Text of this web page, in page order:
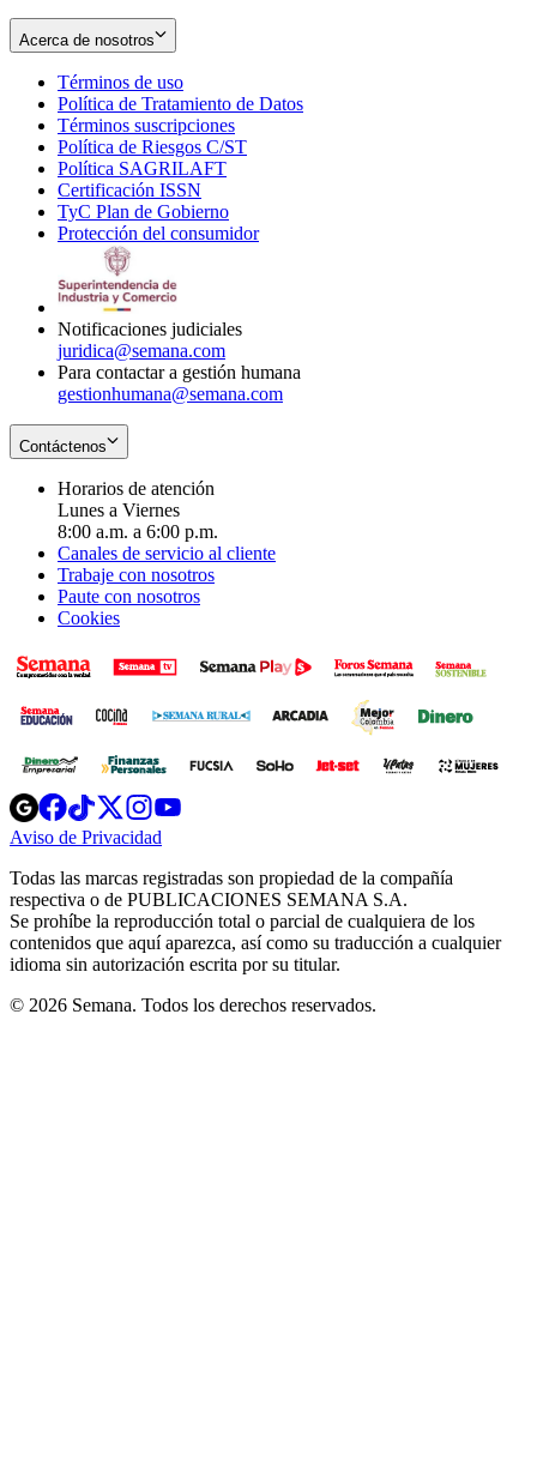
Acerca de nosotros
Términos de uso
in
new
window
Política de Tratamiento de Datos
Términos suscripciones
in
Política de Riesgos C/ST
Política SAGRILAFT
new
window
Certificación ISSN
in
new
TyC Plan de Gobierno
in
Protección del consumidorOpens
Notificaciones judiciales
juridica@semana.com
Para contactar a gestión humana
gestionhumana@semana.com
Contáctenos
Horarios de atención
Lunes a Viernes
8:00 a.m. a 6:00 p.m.
Canales de servicio al cliente
Trabaje con nosotros
Paute con nosotros
Cookies
Opens
in
new
Opens
in
new
Opens
in
new
window
Opens
new
windowwindow
Aviso de Privacidad
new
window
Todas las marcas registradas son propiedad de la compañía
respectiva o de PUBLICACIONES SEMANA S.A.
Se prohíbe la reproducción total o parcial de cualquiera de los
contenidos que aquí aparezca, así como su traducción a cualquier
idioma sin autorización escrita por su titular.
© 2026 Semana. Todos los derechos reservados.